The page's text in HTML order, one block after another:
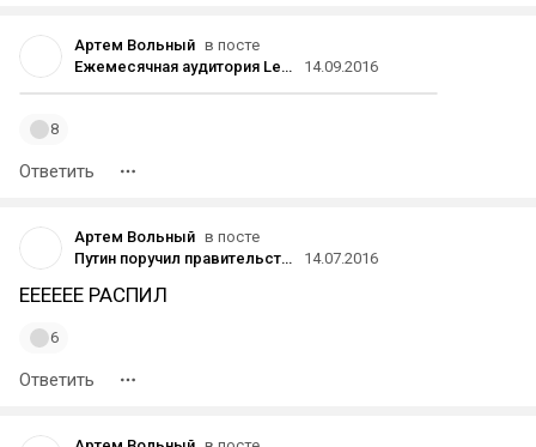
Артем Вольный в посте
Ежемесячная аудитория League of Legends превысила 100 млн игроков в месяц
14.09.2016
8
Ответить
Артем Вольный в посте
Путин поручил правительству оперативно найти разработчика оборудования для хранения звонков и переписки по закону Яровой
14.07.2016
ЕЕЕЕЕЕ РАСПИЛ
6
Ответить